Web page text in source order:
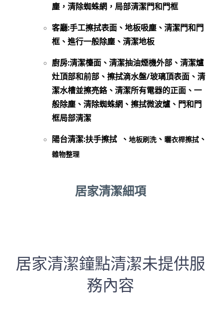
塵，清除蜘蛛網，局部清潔門和門框
客廳:手工擦拭表面、地板吸塵、清潔門和門
框、進行一般除塵、清潔地板
廚房:清潔檯面、清潔抽油煙機外部、清潔爐
灶頂部和前部、擦拭滴水盤/玻璃頂表面、清
潔水槽並擦亮鉻、清潔所有電器的正面、一
般除塵、清除蜘蛛網、擦拭微波爐、門和門
框局部清潔
陽台清潔:扶手擦拭 、 地板刷洗、 曬衣桿擦拭 、
雜物整理
居家清潔細項
居家清潔鐘點清潔未提供服
務內容